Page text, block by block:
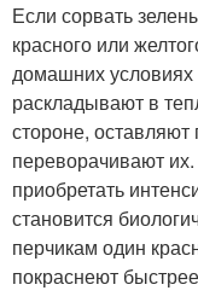
Если сорвать
красного или
домашних условиях
раскладывают в
стороне,
переворачивают
приобретать
становится
перчикам один
покраснеют